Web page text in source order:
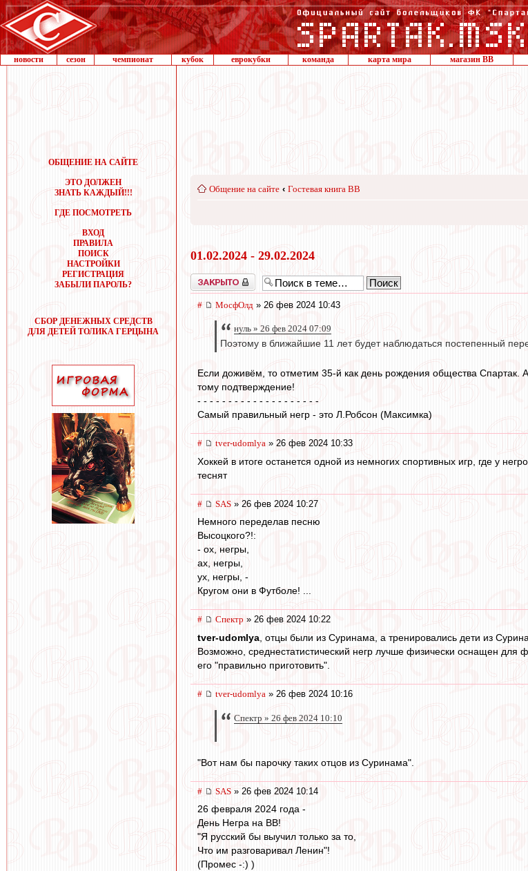
новости сезон чемпионат кубок еврокубки команда карта мира магазин ВВ
ОБЩЕНИЕ НА САЙТЕ
ЭТО ДОЛЖЕН
ЗНАТЬ КАЖДЫЙ!!!
ГДЕ ПОСМОТРЕТЬ
ВХОД
ПРАВИЛА
ПОИСК
НАСТРОЙКИ
РЕГИСТРАЦИЯ
ЗАБЫЛИ ПАРОЛЬ?
СБОР ДЕНЕЖНЫХ СРЕДСТВ
ДЛЯ ДЕТЕЙ ТОЛИКА ГЕРЦЫНА
Общение на сайте ‹ Гостевая книга ВВ
01.02.2024 - 29.02.2024
Закрыто
# МосфОлд » 26 фев 2024 10:43
нуль » 26 фев 2024 07:09
Поэтому в ближайшие 11 лет будет наблюдаться постепенный
Если доживём, то отметим 35-й как день рождения общества
тому подтверждение!
- - - - - - - - - - - - - - - - - - - -
Самый правильный негр - это Л.Робсон (Максимка)
# tver-udomlya » 26 фев 2024 10:33
Хоккей в итоге останется одной из немногих спортивных игр, где у
теснят
# SAS » 26 фев 2024 10:27
Немного переделав песню
Высоцкого?!:
- ох, негры,
ах, негры,
ух, негры, -
Кругом они в Футболе! ...
# Спектр » 26 фев 2024 10:22
tver-udomlya , отцы были из Суринама, а тренировались дети из
Возможно, среднестатистический негр лучше физически оснащен для
его "правильно приготовить".
# tver-udomlya » 26 фев 2024 10:16
Спектр » 26 фев 2024 10:10
"Вот нам бы парочку таких отцов из Суринама".
# SAS » 26 фев 2024 10:14
26 февраля 2024 года -
День Негра на ВВ!
"Я русский бы выучил только за то,
Что им разговаривал Ленин"!
(Промес -:) )